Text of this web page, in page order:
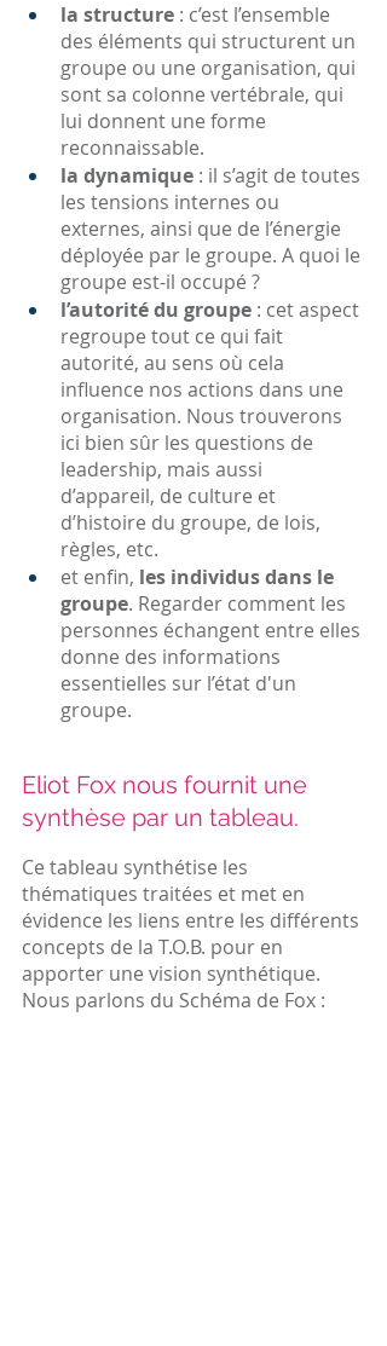
la structure : c’est l’ensemble
des éléments qui structurent un
groupe ou une organisation, qui
sont sa colonne vertébrale, qui
lui donnent une forme
reconnaissable.
la dynamique : il s’agit de toutes
les tensions internes ou
externes, ainsi que de l’énergie
déployée par le groupe. A quoi le
groupe est-il occupé ?
l’autorité du groupe : cet aspect
regroupe tout ce qui fait
autorité, au sens où cela
influence nos actions dans une
organisation. Nous trouverons
ici bien sûr les questions de
leadership, mais aussi
d’appareil, de culture et
d’histoire du groupe, de lois,
règles, etc.
et enfin, les individus dans le
groupe. Regarder comment les
personnes échangent entre elles
donne des informations
essentielles sur l’état d'un
groupe.
Eliot Fox nous fournit une
synthèse par un tableau.
Ce tableau synthétise les
thématiques traitées et met en
évidence les liens entre les différents
concepts de la T.O.B. pour en
apporter une vision synthétique.
Nous parlons du Schéma de Fox :